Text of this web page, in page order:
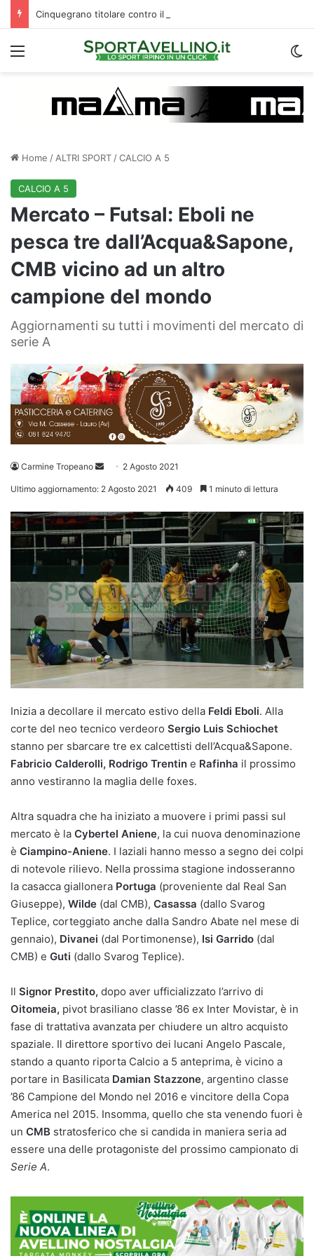
Menu
Home / ALTRI SPORT /CALCIO A 5
CALCIO A 5
Mercato – Futsal: Eboli ne
pesca tre dall’Acqua&Sapone,
CMB vicino ad un altro
campione del mondo
Aggiornamenti su tutti i movimenti del mercato di
serie A
Carmine Tropeano
Invia 2 Agosto 2021
Ultimo aggiornamento: 2 Agosto 2021 409 1 minuto di lettura
Inizia a decollare il mercato estivo della Feldi Eboli. Alla
corte del neo tecnico verdeoro Sergio Luis Schiochet
stanno per sbarcare tre ex calcettisti dell’Acqua&Sapone.
Fabricio Calderolli, Rodrigo Trentin e Rafinha il prossimo
anno vestiranno la maglia delle foxes.
Altra squadra che ha iniziato a muovere i primi passi sul
mercato è la Cybertel Aniene, la cui nuova denominazione
è Ciampino-Aniene. I laziali hanno messo a segno dei colpi
di notevole rilievo. Nella prossima stagione indosseranno
la casacca giallonera Portuga (proveniente dal Real San
Giuseppe), Wilde (dal CMB), Casassa (dallo Svarog
Teplice, corteggiato anche dalla Sandro Abate nel mese di
gennaio), Divanei (dal Portimonense), Isi Garrido (dal
CMB) e Guti (dallo Svarog Teplice).
Il Signor Prestito, dopo aver ufficializzato l’arrivo di
Oitomeia, pivot brasiliano classe ’86 ex Inter Movistar, è in
fase di trattativa avanzata per chiudere un altro acquisto
spaziale. Il direttore sportivo dei lucani Angelo Pascale,
stando a quanto riporta Calcio a 5 anteprima, è vicino a
portare in Basilicata Damian Stazzone, argentino classe
’86 Campione del Mondo nel 2016 e vincitore della Copa
America nel 2015. Insomma, quello che sta venendo fuori è
un CMB stratosferico che si candida in maniera seria ad
essere una delle protagoniste del prossimo campionato di
Serie A.